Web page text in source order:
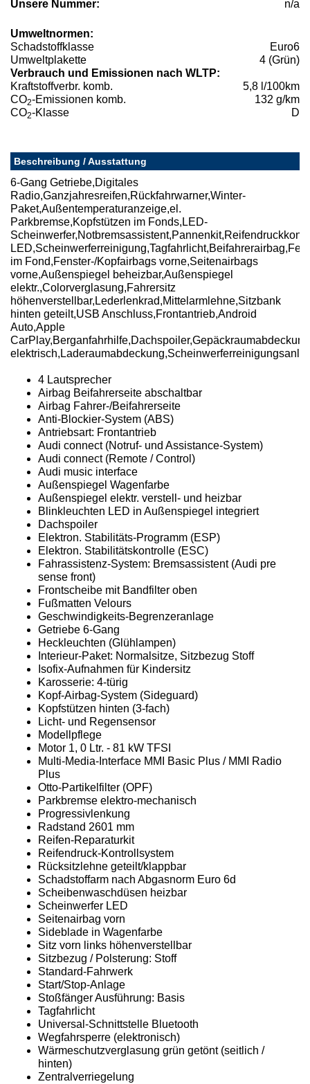
Unsere Nummer: n/a
Umweltnormen:
Schadstoffklasse
Euro6
Umweltplakette
4 (Grün)
Verbrauch und Emissionen nach WLTP:
Kraftstoffverbr. komb.
5,8 l/100km
CO2-Emissionen komb.
132 g/km
CO2-Klasse D
Beschreibung / Ausstattung
6-Gang Getriebe,Digitales
Radio,Ganzjahresreifen,Rückfahrwarner,Winter-
Paket,Außentemperaturanzeige,el.
Parkbremse,Kopfstützen im Fonds,LED-
im Fond,Fenster-/Kopfairbags vorne,Seitenairbags
vorne,Außenspiegel beheizbar,Außenspiegel
elektr.,Colorverglasung,Fahrersitz
höhenverstellbar,Lederlenkrad,Mittelarmlehne,Sitzbank
hinten geteilt,USB Anschluss,Frontantrieb,Android
Auto,Apple
4 Lautsprecher
Airbag Beifahrerseite abschaltbar
Airbag Fahrer-/Beifahrerseite
Anti-Blockier-System (ABS)
Antriebsart: Frontantrieb
Audi connect (Notruf- und Assistance-System)
Audi connect (Remote / Control)
Audi music interface
Außenspiegel Wagenfarbe
Außenspiegel elektr. verstell- und heizbar
Blinkleuchten LED in Außenspiegel integriert
Dachspoiler
Elektron. Stabilitäts-Programm (ESP)
Elektron. Stabilitätskontrolle (ESC)
Fahrassistenz-System: Bremsassistent (Audi pre
sense front)
Frontscheibe mit Bandfilter oben
Fußmatten Velours
Geschwindigkeits-Begrenzeranlage
Getriebe 6-Gang
Heckleuchten (Glühlampen)
Interieur-Paket: Normalsitze, Sitzbezug Stoff
Isofix-Aufnahmen für Kindersitz
Karosserie: 4-türig
Kopf-Airbag-System (Sideguard)
Kopfstützen hinten (3-fach)
Licht- und Regensensor
Modellpflege
Motor 1, 0 Ltr. - 81 kW TFSI
Multi-Media-Interface MMI Basic Plus / MMI Radio
Plus
Otto-Partikelfilter (OPF)
Parkbremse elektro-mechanisch
Progressivlenkung
Radstand 2601 mm
Reifen-Reparaturkit
Reifendruck-Kontrollsystem
Rücksitzlehne geteilt/klappbar
Schadstoffarm nach Abgasnorm Euro 6d
Scheibenwaschdüsen heizbar
Scheinwerfer LED
Seitenairbag vorn
Sideblade in Wagenfarbe
Sitz vorn links höhenverstellbar
Sitzbezug / Polsterung: Stoff
Standard-Fahrwerk
Start/Stop-Anlage
Stoßfänger Ausführung: Basis
Tagfahrlicht
Universal-Schnittstelle Bluetooth
Wegfahrsperre (elektronisch)
Wärmeschutzverglasung grün getönt (seitlich /
hinten)
Zentralverriegelung